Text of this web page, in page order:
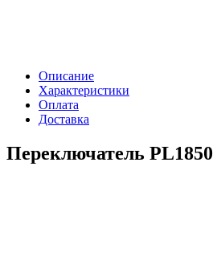
Описание
Характеристики
Оплата
Доставка
Переключатель PL1850